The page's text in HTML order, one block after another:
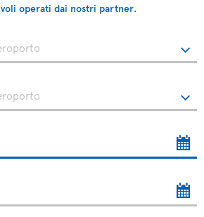
voli operati dai nostri partner.